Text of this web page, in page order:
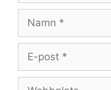
Namn
Webbplats